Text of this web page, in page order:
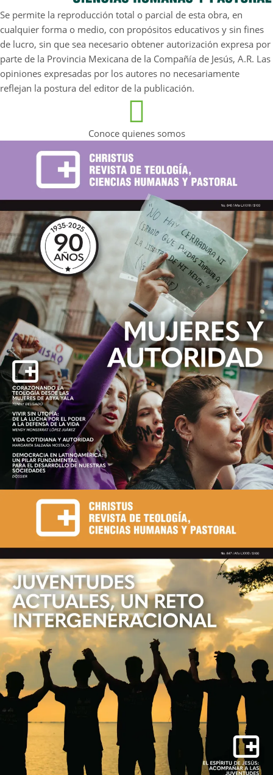
Se permite la reproducción total o parcial de esta obra, en
cualquier forma o medio, con propósitos educativos y sin fines
de lucro, sin que sea necesario obtener autorización expresa por
parte de la Provincia Mexicana de la Compañía de Jesús, A.R. Las
opiniones expresadas por los autores no necesariamente
reflejan la postura del editor de la publicación.
Conoce quienes somos